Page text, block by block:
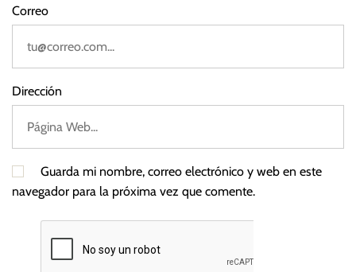
Correo
Dirección
Guarda mi nombre, correo electrónico y web en este
navegador para la próxima vez que comente.